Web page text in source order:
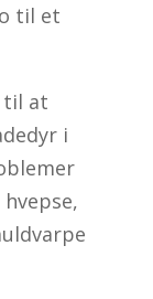
til et
til at
i